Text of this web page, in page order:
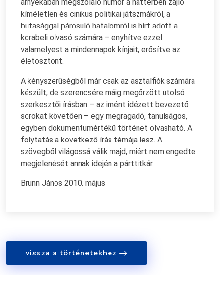
árnyékában megszólaló humor a háttérben zajló
kíméletlen és cinikus politikai játszmákról, a
butasággal párosuló hatalomról is hírt adott a
korabeli olvasó számára – enyhítve ezzel
valamelyest a mindennapok kínjait, erősítve az
életösztönt.
A kényszerűségből már csak az asztalfiók számára
készült, de szerencsére máig megőrzött utolsó
szerkesztői írásban – az imént idézett bevezető
sorokat követően – egy megragadó, tanulságos,
egyben dokumentumértékű történet olvasható. A
folytatás a következő írás témája lesz. A
szövegből világossá válik majd, miért nem engedte
megjelenését annak idején a párttitkár.
Brunn János 2010. május
vissza a történetekhez